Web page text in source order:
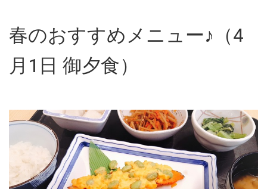
春のおすすめメニュー♪（4
月1日 御夕食）